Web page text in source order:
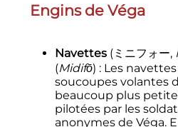
Engins de Véga
Navettes (ミニフォー,
(Midifō) : Les
soucoupes volantes
beaucoup plus
pilotées par les
anonymes de Véga.